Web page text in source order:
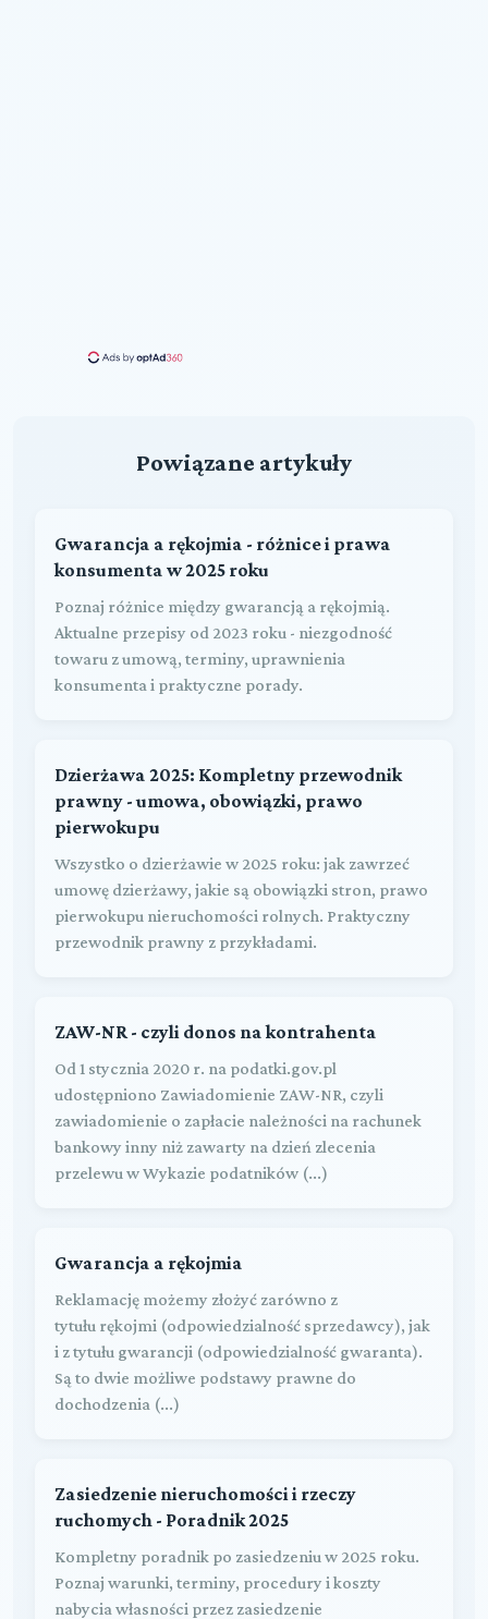
Powiązane artykuły
Gwarancja a rękojmia - różnice i prawa
konsumenta w 2025 roku
Poznaj różnice między gwarancją a rękojmią.
Aktualne przepisy od 2023 roku - niezgodność
towaru z umową, terminy, uprawnienia
konsumenta i praktyczne porady.
Dzierżawa 2025: Kompletny przewodnik
prawny - umowa, obowiązki, prawo
pierwokupu
Wszystko o dzierżawie w 2025 roku: jak zawrzeć
umowę dzierżawy, jakie są obowiązki stron, prawo
pierwokupu nieruchomości rolnych. Praktyczny
przewodnik prawny z przykładami.
ZAW-NR - czyli donos na kontrahenta
Od 1 stycznia 2020 r. na podatki.gov.pl
udostępniono Zawiadomienie ZAW-NR, czyli
zawiadomienie o zapłacie należności na rachunek
bankowy inny niż zawarty na dzień zlecenia
przelewu w Wykazie podatników (...)
Gwarancja a rękojmia
Reklamację możemy złożyć zarówno z
tytułu rękojmi (odpowiedzialność sprzedawcy), jak
i z tytułu gwarancji (odpowiedzialność gwaranta).
Są to dwie możliwe podstawy prawne do
dochodzenia (...)
Zasiedzenie nieruchomości i rzeczy
ruchomych - Poradnik 2025
Kompletny poradnik po zasiedzeniu w 2025 roku.
Poznaj warunki, terminy, procedury i koszty
nabycia własności przez zasiedzenie